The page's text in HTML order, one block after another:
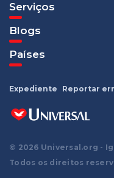
Serviços
Blogs
Países
© 2026 Universal.org -
Todos os direitos
Expediente Reportar